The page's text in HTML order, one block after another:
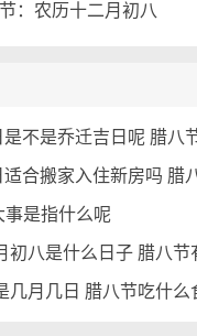
围坐在一起，共享美食
其核心价值和文化意义
号，承载着丰富的历史
理解生命的循环，珍惜
提醒我们，传统文化不
八节的习俗，是我们对
：农历十二月初八
事是指什么呢
几月几日 腊八节吃什么